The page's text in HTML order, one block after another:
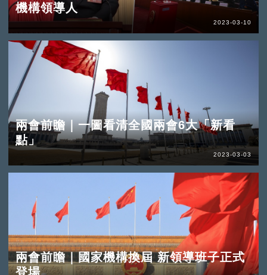
機構領導人
2023-03-10
兩會前瞻｜一圖看清全國兩會6大「新看
點」
2023-03-03
兩會前瞻｜國家機構換屆 新領導班子正式
登場